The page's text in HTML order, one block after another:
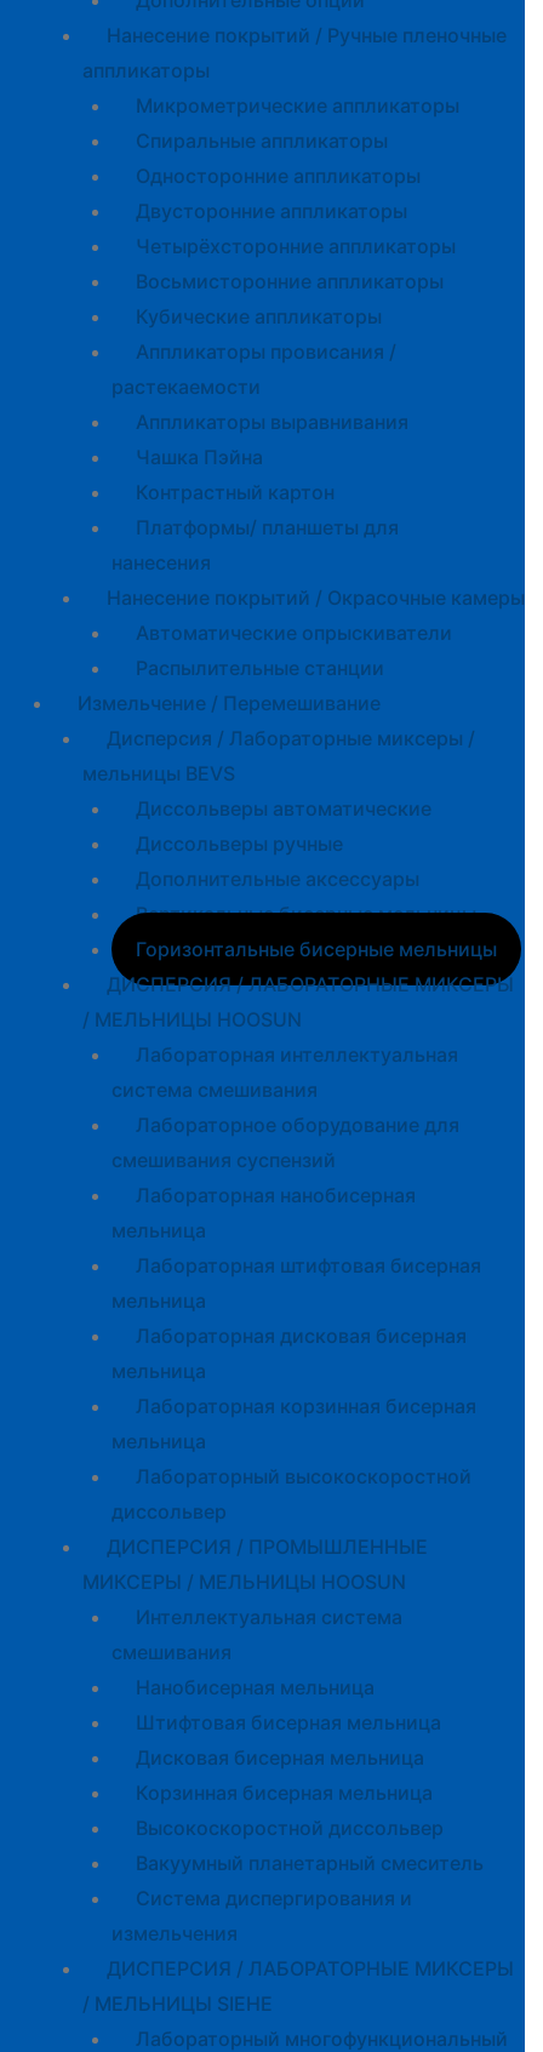
Нанесение покрытий / Ручные пленочные
аппликаторы
Микрометрические аппликаторы
Спиральные аппликаторы
Односторонние аппликаторы
Двусторонние аппликаторы
Четырёхсторонние аппликаторы
Восьмисторонние аппликаторы
Кубические аппликаторы
Аппликаторы провисания /
растекаемости
Аппликаторы выравнивания
Чашка Пэйна
Контрастный картон
Платформы/ планшеты для
нанесения
Нанесение покрытий / Окрасочные камеры
Автоматические опрыскиватели
Распылительные станции
Измельчение / Перемешивание
Дисперсия / Лабораторные миксеры /
мельницы BEVS
Диссольверы автоматические
Диссольверы ручные
Дополнительные аксессуары
Вертикальные бисерные мельницы
Горизонтальные бисерные мельницы
ДИСПЕРСИЯ / ЛАБОРАТОРНЫЕ МИКСЕРЫ
/ МЕЛЬНИЦЫ HOOSUN
Лабораторная интеллектуальная
система смешивания
Лабораторное оборудование для
смешивания суспензий
Лабораторная нанобисерная
мельница
Лабораторная штифтовая бисерная
мельница
Лабораторная дисковая бисерная
мельница
Лабораторная корзинная бисерная
мельница
Лабораторный высокоскоростной
диссольвер
ДИСПЕРСИЯ / ПРОМЫШЛЕННЫЕ
МИКСЕРЫ / МЕЛЬНИЦЫ HOOSUN
Интеллектуальная система
смешивания
Нанобисерная мельница
Штифтовая бисерная мельница
Дисковая бисерная мельница
Корзинная бисерная мельница
Высокоскоростной диссольвер
Вакуумный планетарный смеситель
Система диспергирования и
измельчения
ДИСПЕРСИЯ / ЛАБОРАТОРНЫЕ МИКСЕРЫ
/ МЕЛЬНИЦЫ SIEHE
Лабораторный многофункциональный